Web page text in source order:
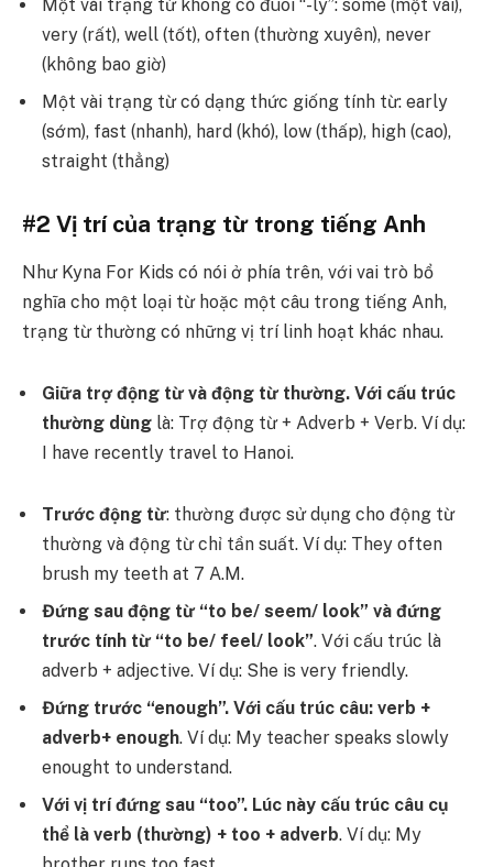
Một vài trạng từ không có đuôi “-ly”: some (một vài),
very (rất), well (tốt), often (thường xuyên), never
(không bao giờ)
Một vài trạng từ có dạng thức giống tính từ: early
(sớm), fast (nhanh), hard (khó), low (thấp), high (cao),
straight (thẳng)
#2 Vị trí của trạng từ trong tiếng Anh
Như Kyna For Kids có nói ở phía trên, với vai trò bổ
nghĩa cho một loại từ hoặc một câu trong tiếng Anh,
trạng từ thường có những vị trí linh hoạt khác nhau.
Giữa trợ động từ và động từ thường. Với cấu trúc
thường dùng là: Trợ động từ + Adverb + Verb. Ví dụ:
I have recently travel to Hanoi.
Trước động từ: thường được sử dụng cho động từ
thường và động từ chỉ tần suất. Ví dụ: They often
brush my teeth at 7 A.M.
Đứng sau động từ “to be/ seem/ look” và đứng
trước tính từ “to be/ feel/ look”. Với cấu trúc là
adverb + adjective. Ví dụ: She is very friendly.
Đứng trước “enough”. Với cấu trúc câu: verb +
adverb+ enough. Ví dụ: My teacher speaks slowly
enought to understand.
Với vị trí đứng sau “too”. Lúc này cấu trúc câu cụ
thể là verb (thường) + too + adverb. Ví dụ: My